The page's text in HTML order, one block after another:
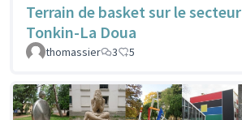
Terrain de basket sur le secteur
Tonkin-La Doua
thomassier 3 5